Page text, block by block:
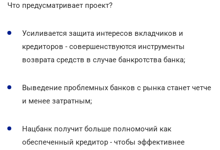
Что предусматривает проект?
Усиливается защита интересов вкладчиков и
кредиторов - совершенствуются инструменты
возврата средств в случае банкротства банка;
Выведение проблемных банков с рынка станет четче
и менее затратным;
Нацбанк получит больше полномочий как
обеспеченный кредитор - чтобы эффективнее